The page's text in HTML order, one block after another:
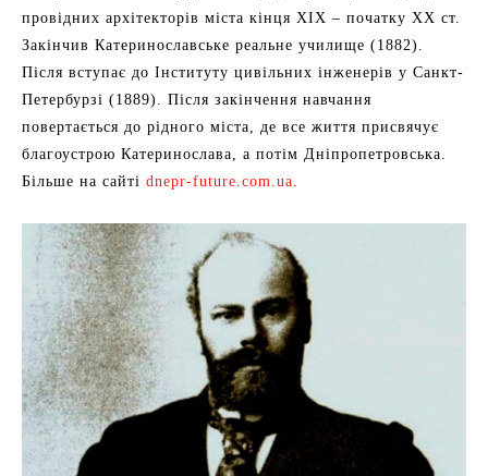
провідних архітекторів міста кінця ХІХ – початку XX ст.
Закінчив Катеринославське реальне училище (1882).
Після вступає до Інституту цивільних інженерів у Санкт-
Петербурзі (1889). Після закінчення навчання
повертається до рідного міста, де все життя присвячує
благоустрою Катеринослава, а потім Дніпропетровська.
Більше на сайті dnepr-future.com.ua.